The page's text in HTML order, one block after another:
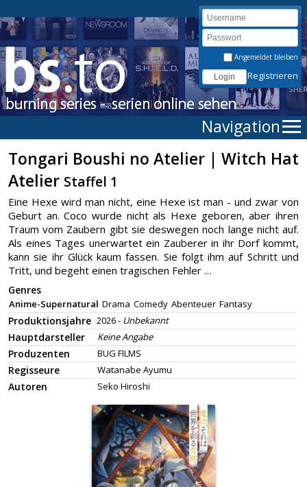
Angemeldet bleiben
Registrieren
Navigation
Tongari Boushi no Atelier | Witch Hat
Atelier Staffel 1
Eine Hexe wird man nicht, eine Hexe ist man - und zwar von
Geburt an. Coco wurde nicht als Hexe geboren, aber ihren
Traum vom Zaubern gibt sie deswegen noch lange nicht auf.
Als eines Tages unerwartet ein Zauberer in ihr Dorf kommt,
kann sie ihr Glück kaum fassen. Sie folgt ihm auf Schritt und
Tritt, und begeht einen tragischen Fehler …
Genres
Anime-Supernatural Drama Comedy Abenteuer Fantasy
Produktionsjahre 2026 - Unbekannt
Hauptdarsteller Keine Angabe
Produzenten BUG FILMS
Regisseure Watanabe Ayumu
Autoren Seko Hiroshi